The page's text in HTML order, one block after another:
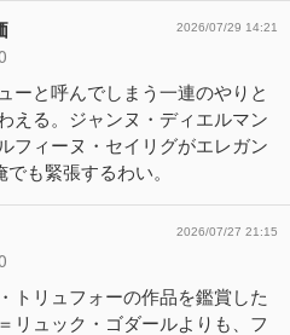
2026/07/29 14:21
ーと呼んでしまう一連のやりと
える。ジャンヌ・ディエルマン
フィーヌ・セイリグがエレガン
も緊張するわい。
2026/07/27 21:15
トリュフォーの作品を鑑賞した
リュック・ゴダールよりも、フ